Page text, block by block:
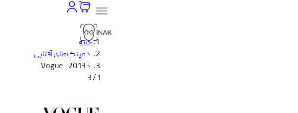
خانه
عینک‌های آفتابی
Vogue - 2013
1 / 3